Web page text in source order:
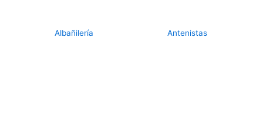
Albañilería Antenistas